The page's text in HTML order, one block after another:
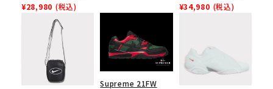
Force 1 Low シュプ
リーム ナイキエアフォ
ース１スニーカー シ
ューズ ホワイト
¥28,980 (税込)
SB Air Max 2 CB 94
¥34,980 (税込)
Supreme 21FW